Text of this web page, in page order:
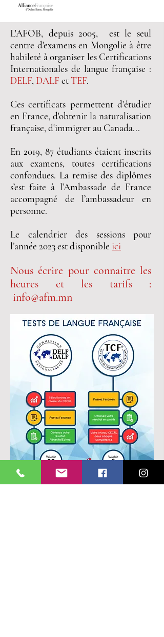
L'AFOB, depuis 2005, est le seul
centre d'examens en Mongolie à être
habileté à organiser les Certifications
Internationales de langue française :
DELF, DALF etTEF.
Ces certificats permettent d'étudier
en France, d'obtenir la naturalisation
française, d'immigrer au Canada...
En 2019, 87 étudiants étaient inscrits
aux examens, toutes certifications
confondues. La remise des diplômes
s’est faite à l’Ambassade de France
accompagné de l’ambassadeur en
personne.
Le calendrier des sessions pour
l’année 2023 est disponible ici
Nous écrire pour connaitre les
heures et les tarifs :
info@afm.mn